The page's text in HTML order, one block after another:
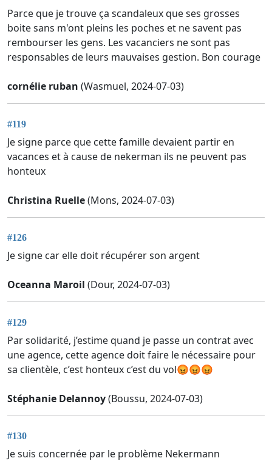
Parce que je trouve ça scandaleux que ses grosses
boite sans m'ont pleins les poches et ne savent pas
rembourser les gens. Les vacanciers ne sont pas
responsables de leurs mauvaises gestion. Bon courage
cornélie ruban (Wasmuel, 2024-07-03)
#119
Je signe parce que cette famille devaient partir en
vacances et à cause de nekerman ils ne peuvent pas
honteux
Christina Ruelle(Mons, 2024-07-03)
#126
Je signe car elle doit récupérer son argent
Oceanna Maroil (Dour, 2024-07-03)
#129
Par solidarité, j’estime quand je passe un contrat avec
une agence, cette agence doit faire le nécessaire pour
sa clientèle, c’est honteux c’est du vol😡😡😡
Stéphanie Delannoy(Boussu, 2024-07-03)
#130
Je suis concernée par le problème Nekermann